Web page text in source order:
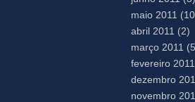
maio 2011
abril 2011 (2)
março 2011
fevereiro 2011
dezembro
novembro